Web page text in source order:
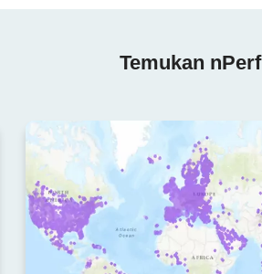
Temukan nPerf